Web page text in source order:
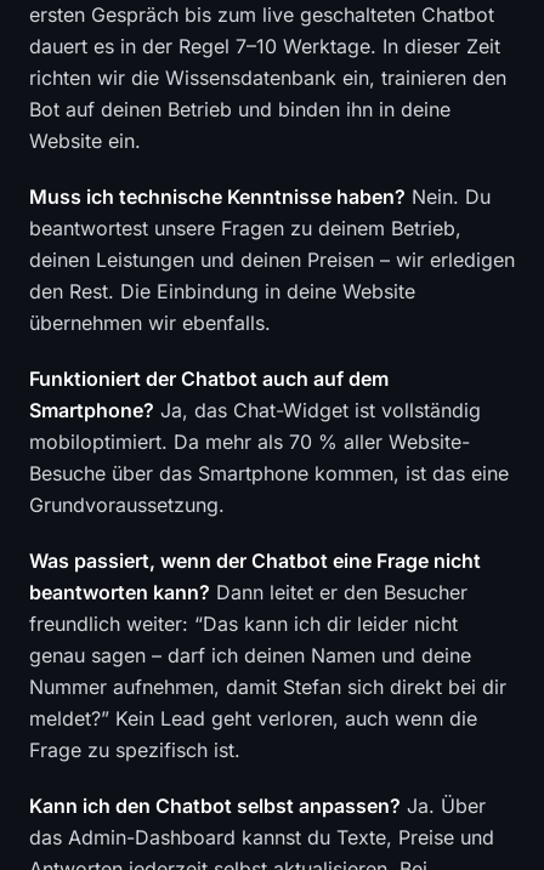
ersten Gespräch bis zum live geschalteten Chatbot
dauert es in der Regel 7–10 Werktage. In dieser Zeit
richten wir die Wissensdatenbank ein, trainieren den
Bot auf deinen Betrieb und binden ihn in deine
Website ein.
Muss ich technische Kenntnisse haben? Nein. Du
beantwortest unsere Fragen zu deinem Betrieb,
deinen Leistungen und deinen Preisen – wir erledigen
den Rest. Die Einbindung in deine Website
übernehmen wir ebenfalls.
Funktioniert der Chatbot auch auf dem
Smartphone? Ja, das Chat-Widget ist vollständig
mobiloptimiert. Da mehr als 70 % aller Website-
Besuche über das Smartphone kommen, ist das eine
Grundvoraussetzung.
Was passiert, wenn der Chatbot eine Frage nicht
beantworten kann? Dann leitet er den Besucher
freundlich weiter: “Das kann ich dir leider nicht
genau sagen – darf ich deinen Namen und deine
Nummer aufnehmen, damit Stefan sich direkt bei dir
meldet?” Kein Lead geht verloren, auch wenn die
Frage zu spezifisch ist.
Kann ich den Chatbot selbst anpassen? Ja. Über
das Admin-Dashboard kannst du Texte, Preise und